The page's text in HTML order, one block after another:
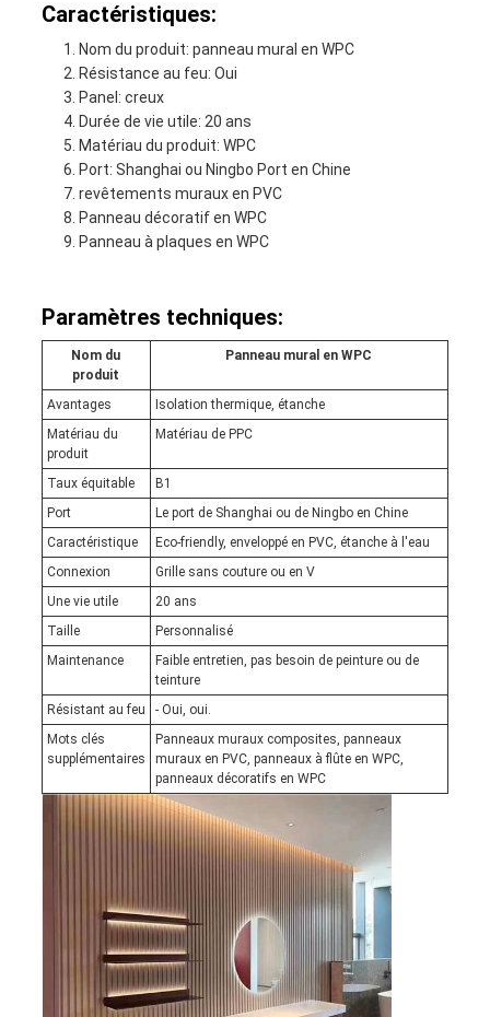
Caractéristiques:
Nom du produit: panneau mural en WPC
Résistance au feu: Oui
Panel: creux
Durée de vie utile: 20 ans
Matériau du produit: WPC
Port: Shanghai ou Ningbo Port en Chine
revêtements muraux en PVC
Panneau décoratif en WPC
Panneau à plaques en WPC
Paramètres techniques:
Nom du
produit
Panneau mural en WPC
Avantages
Isolation thermique, étanche
Matériau du
produit
Matériau de PPC
Taux équitable
B1
Port
Le port de Shanghai ou de Ningbo en Chine
Caractéristique
Eco-friendly, enveloppé en PVC, étanche à l'eau
Connexion
Grille sans couture ou en V
Une vie utile
20 ans
Taille
Personnalisé
Maintenance
Faible entretien, pas besoin de peinture ou de
teinture
Résistant au feu
- Oui, oui.
Mots clés
supplémentaires
Panneaux muraux composites, panneaux
muraux en PVC, panneaux à flûte en WPC,
panneaux décoratifs en WPC